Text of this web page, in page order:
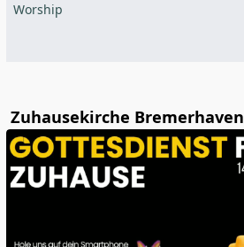
Worship
Zuhausekirche Bremerhaven